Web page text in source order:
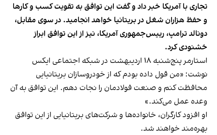
تجاری با آمریکا خبر داد و گفت این توافق به تقویت کسب‌ و کارها
و حفظ هزاران شغل در بریتانیا خواهد انجامید. در سوی مقابل،
دونالد ترامپ، رییس‌جمهوری آمریکا، نیز از این توافق ابراز
خشنودی کرد.
استارمر پنج‌شنبه ۱۸ اردیبهشت در شبکه اجتماعی ایکس
نوشت: «من قول داده بودم که از خودروسازان بریتانیایی
محافظت کنم و صنعت فولادمان را نجات دهم. این توافق به آن
وعده عمل می‌کند.»
او افزود کارگران، خانواده‌ها و شرکت‌های بریتانیایی از این توافق
بهره‌مند خواهند شد.